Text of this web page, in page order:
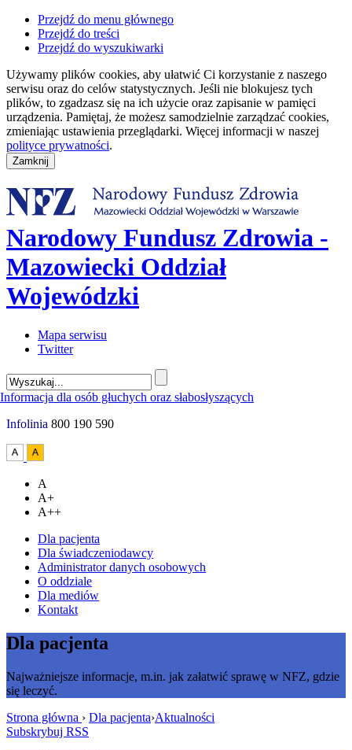
Przejdź do menu głównego
Przejdź do treści
Przejdź do wyszukiwarki
Używamy plików cookies, aby ułatwić Ci korzystanie z naszego
serwisu oraz do celów statystycznych. Jeśli nie blokujesz tych
plików, to zgadzasz się na ich użycie oraz zapisanie w pamięci
urządzenia. Pamiętaj, że możesz samodzielnie zarządzać cookies,
zmieniając ustawienia przeglądarki. Więcej informacji w naszej
polityce prywatności.
Narodowy Fundusz Zdrowia -
Mazowiecki Oddział
Wojewódzki
Mapa serwisu
Twitter
Infolinia 800 190 590
A
A+
A++
Dla pacjenta
Dla świadczeniodawcy
Administrator danych osobowych
O oddziale
Dla mediów
Kontakt
Dla pacjenta
Najważniejsze informacje, m.in. jak załatwić sprawę w NFZ, gdzie
się leczyć.
Strona główna › Dla pacjenta›Aktualności
Subskrybuj RSS